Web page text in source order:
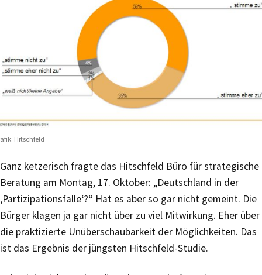
Hitschfeld
Ganz ketzerisch fragte das Hitschfeld Büro für strategische
Beratung am Montag, 17. Oktober: „Deutschland in der
‚Partizipationsfalle‘?“ Hat es aber so gar nicht gemeint. Die
Bürger klagen ja gar nicht über zu viel Mitwirkung. Eher über
die praktizierte Unüberschaubarkeit der Möglichkeiten. Das
ist das Ergebnis der jüngsten Hitschfeld-Studie.